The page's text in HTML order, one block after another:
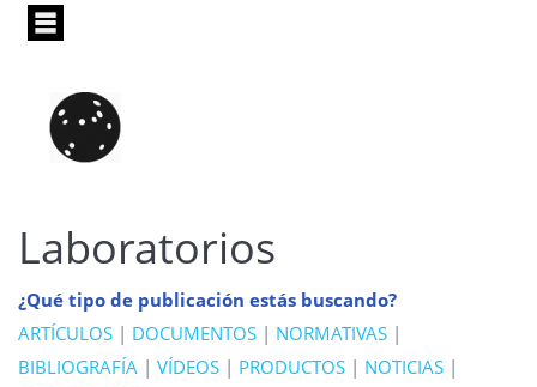
Pasar
principal
Laboratorios
¿Qué tipo de publicación estás buscando?
ARTÍCULOS | DOCUMENTOS | NORMATIVAS |
BIBLIOGRAFÍA | VÍDEOS | PRODUCTOS | NOTICIAS |